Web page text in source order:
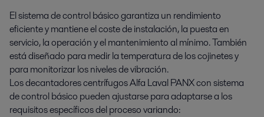
El sistema de control básico garantiza un rendimiento
eficiente y mantiene el coste de instalación, la puesta en
servicio, la operación y el mantenimiento al mínimo. También
está diseñado para medir la temperatura de los cojinetes y
para monitorizar los niveles de vibración.
Los decantadores centrífugos Alfa Laval PANX con sistema
de control básico pueden ajustarse para adaptarse a los
requisitos específicos del proceso variando: